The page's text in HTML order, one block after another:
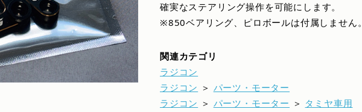
確実なステアリング操作を可能にします。
※850ベアリング、ピロボールは付属しません。
関連カテゴリ
ラジコン
ラジコン ＞ パーツ・モーター
ラジコン ＞ パーツ・モーター ＞ タミヤ車用